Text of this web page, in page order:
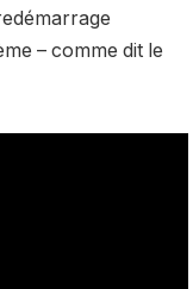
– comme dit le